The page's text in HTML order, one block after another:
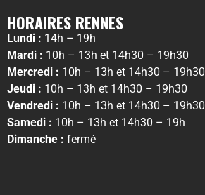
HORAIRES RENNES
Lundi : 14h – 19h
Mardi : 10h – 13h et 14h30 – 19h30
Mercredi : 10h – 13h et 14h30 – 19h30
Jeudi : 10h – 13h et 14h30 – 19h30
Vendredi : 10h – 13h et 14h30 – 19h30
Samedi : 10h – 13h et 14h30 – 19h
Dimanche : fermé